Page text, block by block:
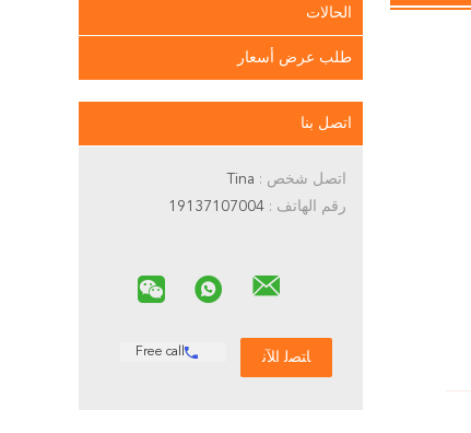
الحالات
طلب عرض أسعار
اتصل بنا
اتصل شخص :
رقم الهاتف :
Free call